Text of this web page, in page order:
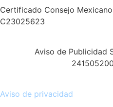
Certificado Consejo
C23025623
Aviso de Publicidad
Aviso de privacidad